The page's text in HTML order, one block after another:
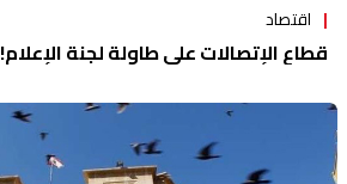
اقتصاد
قطاع الإتصالات على طاولة لجنة الإعلام!